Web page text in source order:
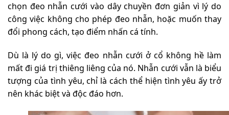
chọn đeo nhẫn cưới vào dây chuyền đơn giản vì lý do
công việc không cho phép đeo nhẫn, hoặc muốn thay
đổi phong cách, tạo điểm nhấn cá tính.
Dù là lý do gì, việc đeo nhẫn cưới ở cổ không hề làm
mất đi giá trị thiêng liêng của nó. Nhẫn cưới vẫn là biểu
tượng của tình yêu, chỉ là cách thể hiện tình yêu ấy trở
nên khác biệt và độc đáo hơn.